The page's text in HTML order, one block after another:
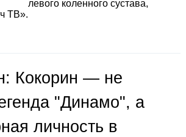
левого коленного сустава,
ТВ».
Кокорин — не
"Динамо", а
личность в